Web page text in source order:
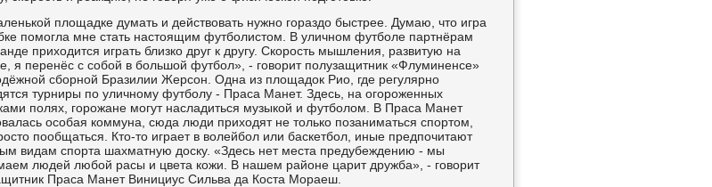
площадке думать и действовать нужно гораздо быстрее. Думаю, что игра
помогла мне стать настоящим футболистом. В уличном футболе партнёрам
приходится играть близко друг к другу. Скорость мышления, развитую на
я перенёс с собой в большой футбол», - говорит полузащитник «Флуминенсе»
сборной Бразилии Жерсон. Одна из площадок Рио, где регулярно
турниры по уличному футболу - Праса Манет. Здесь, на огороженных
полях, горожане могут насладиться музыкой и футболом. В Праса Манет
особая коммуна, сюда люди приходят не только позаниматься спортом,
пообщаться. Кто-то играет в волейбол или баскетбол, иные предпочитают
видам спорта шахматную доску. «Здесь нет места предубеждению - мы
людей любой расы и цвета кожи. В нашем районе царит дружба», - говорит
Праса Манет Винициус Сильва да Коста Мораеш.